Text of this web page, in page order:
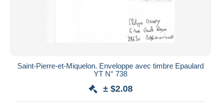
Saint-Pierre-et-Miquelon. Enveloppe avec timbre Epaulard
YT N° 738
± $2.08